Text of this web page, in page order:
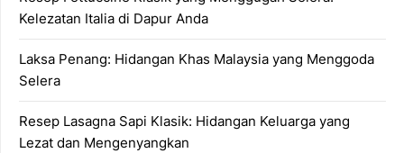
Kelezatan Italia di Dapur Anda
Laksa Penang: Hidangan Khas Malaysia yang Menggoda
Selera
Resep Lasagna Sapi Klasik: Hidangan Keluarga yang
Lezat dan Mengenyangkan